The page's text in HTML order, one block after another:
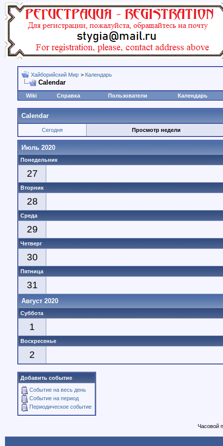
Хайборийский Мир > Календарь
Calendar
Wiki Справка Пользователи Календарь
Calendar
Сегодня Просмотр недели
Июль 2020
Понедельник
27
Вторник
28
Среда
29
Четверг
30
Пятница
31
Август 2020
Суббота
1
Воскресенье
2
Добавить событие
Событие на весь день
Событие на период
Периодическое событие
Часовой